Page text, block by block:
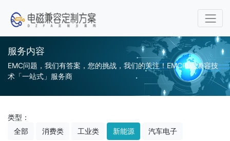
服务内容
EMC问题，我们有答案，您的挑战，我们的关注！EMC电磁兼容技
术「一站式」服务商
类型：
全部
消费类 工业类 新能源 汽车电子